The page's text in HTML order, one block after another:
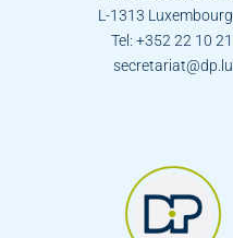
L-1313 Luxembourg
Tel: +352 22 10 21
secretariat@dp.lu